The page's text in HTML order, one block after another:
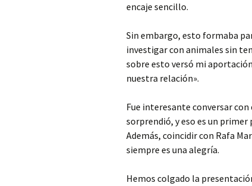
encaje sencillo.
Sin embargo, esto formaba
investigar con animales sin
sobre esto versó mi
nuestra relación».
Fue interesante conversar
sorprendió, y eso es un
Además, coincidir con Rafa
siempre es una alegría.
Hemos colgado la